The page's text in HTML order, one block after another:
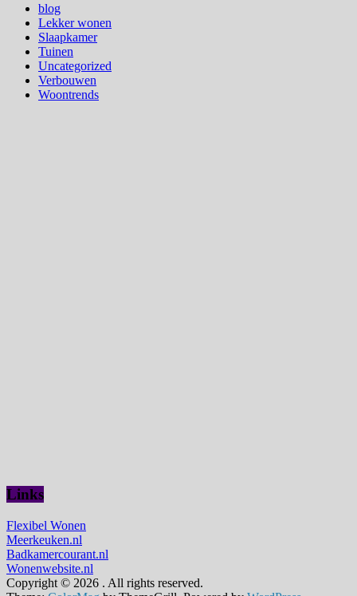
blog
Lekker wonen
Slaapkamer
Tuinen
Uncategorized
Verbouwen
Woontrends
Links
Flexibel Wonen
Meerkeuken.nl
Badkamercourant.nl
Wonenwebsite.nl
Copyright © 2026 . All rights reserved.